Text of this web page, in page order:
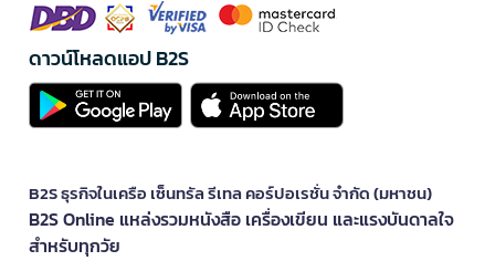
ดาวน์โหลดแอป B2S
B2S ธุรกิจในเครือ เซ็นทรัล รีเทล คอร์ปอเรชั่น จำกัด (มหาชน)
B2S Online แหล่งรวมหนังสือ เครื่องเขียน และแรงบันดาลใจ
สำหรับทุกวัย